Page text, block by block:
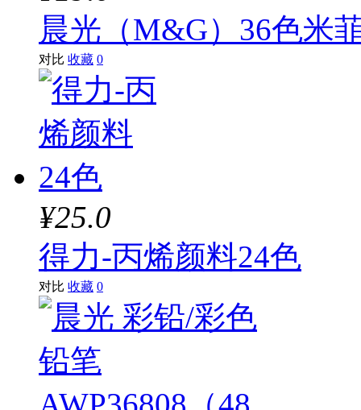
晨光（M&G）36色米
对比 收藏 0
¥25.0
得力-丙烯颜料24色
对比 收藏 0